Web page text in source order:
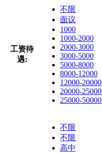
工资待
遇:
不限
面议
1000
1000-2000
2000-3000
3000-5000
5000-8000
8000-12000
12000-20000
20000-25000
25000-50000
不限
不限
高中